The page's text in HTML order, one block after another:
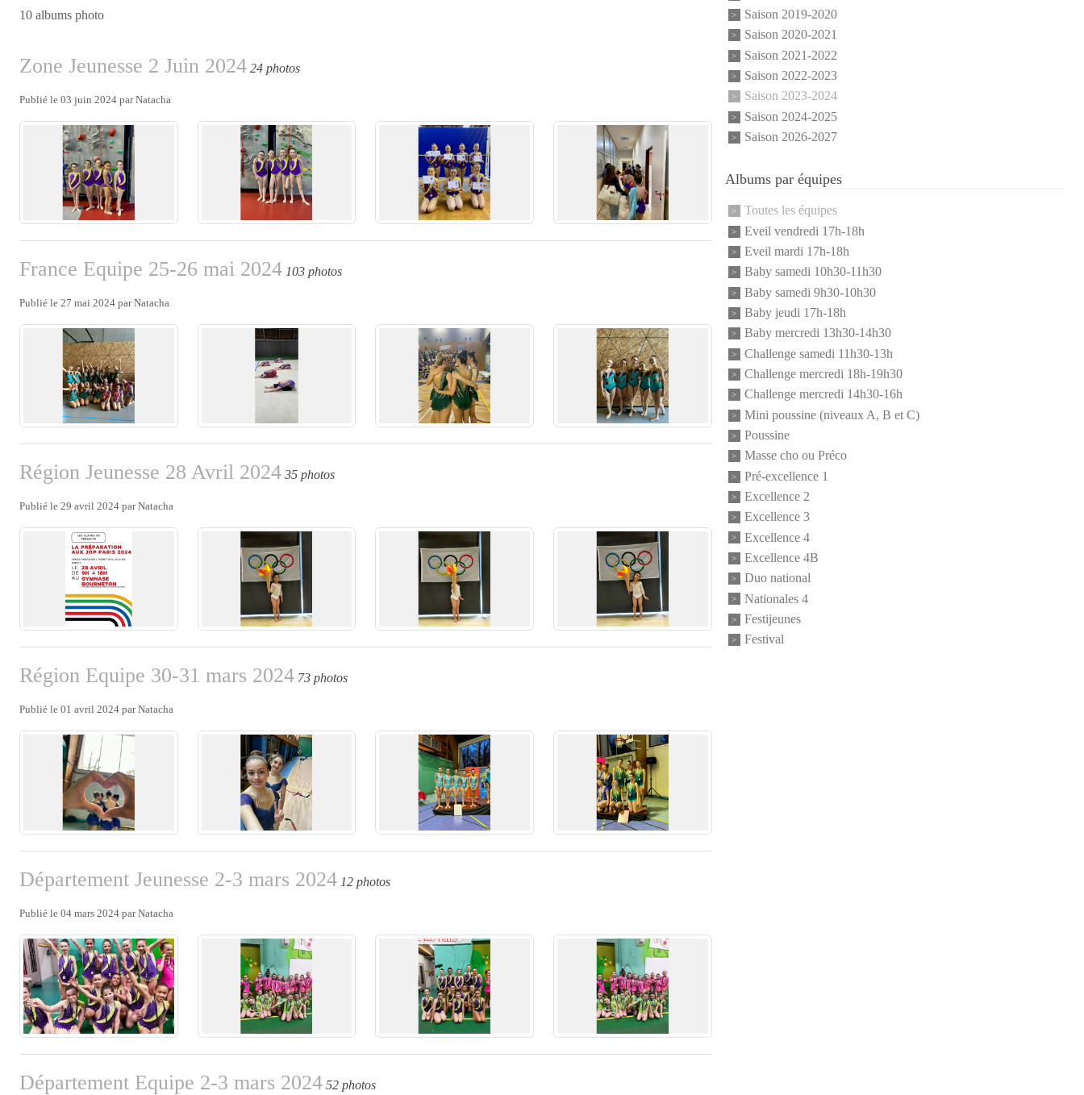
10 albums photo
Zone Jeunesse 2 Juin 2024 24 photos
Publié le 03 juin 2024 parNatacha
France Equipe 25-26 mai 2024 103 photos
Publié le 27 mai 2024 parNatacha
Région Jeunesse 28 Avril 2024 35 photos
Publié le 29 avril 2024 parNatacha
Région Equipe 30-31 mars 2024 73 photos
Publié le 01 avril 2024 parNatacha
Département Jeunesse 2-3 mars 2024 12 photos
Publié le 04 mars 2024 parNatacha
Département Equipe 2-3 mars 2024 52 photos
Saison 2019-2020
Saison 2020-2021
Saison 2021-2022
Saison 2022-2023
Saison 2023-2024
Saison 2024-2025
Saison 2026-2027
Albums par équipes
Toutes les équipes
Eveil vendredi 17h-18h
Eveil mardi 17h-18h
Baby samedi 10h30-11h30
Baby samedi 9h30-10h30
Baby jeudi 17h-18h
Baby mercredi 13h30-14h30
Challenge samedi 11h30-13h
Challenge mercredi 18h-19h30
Challenge mercredi 14h30-16h
Mini poussine (niveaux A, B et C)
Poussine
Masse cho ou Préco
Pré-excellence 1
Excellence 2
Excellence 3
Excellence 4
Excellence 4B
Duo national
Nationales 4
Festijeunes
Festival